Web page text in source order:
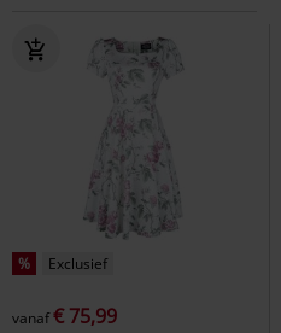
% Exclusief
vanaf€ 75,99